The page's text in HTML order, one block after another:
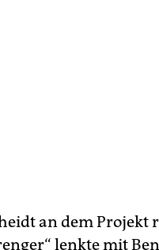
an dem
lenkte mit